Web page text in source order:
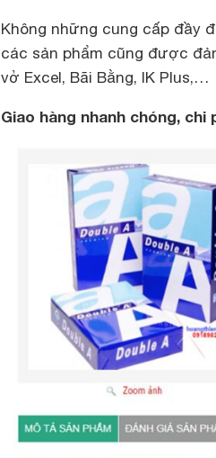
Không những cung cấp đầy
các sản phẩm cũng được
vở Excel, Bãi Bằng, IK Plus,…
Giao hàng nhanh chóng, chi